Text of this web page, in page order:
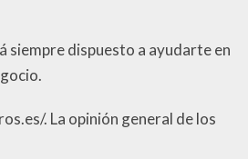
siempre dispuesto a ayudarte en
. La opinión general de los